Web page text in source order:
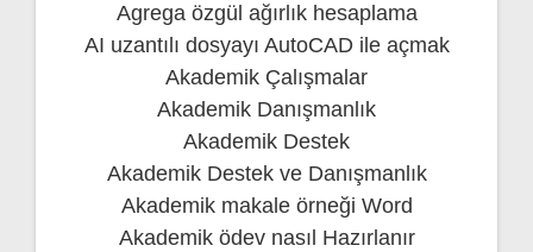
Agrega özgül ağırlık hesaplama
AI uzantılı dosyayı AutoCAD ile açmak
Akademik Çalışmalar
Akademik Danışmanlık
Akademik Destek
Akademik Destek ve Danışmanlık
Akademik makale örneği Word
Akademik ödev nasıl Hazırlanır